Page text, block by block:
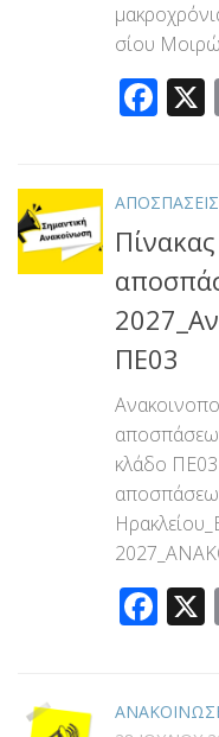
σίου
ΑΠΟΣΠΑΣΕΙΣ
ΠΕ03
κλάδο